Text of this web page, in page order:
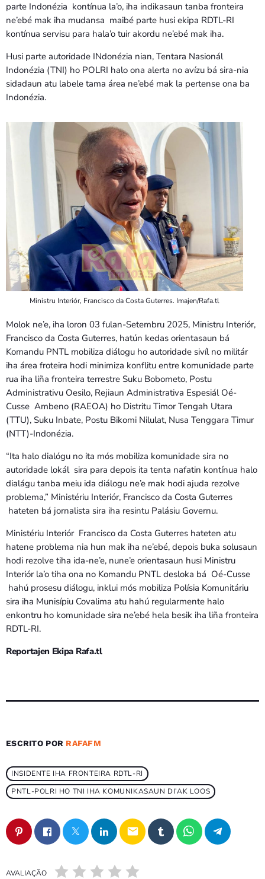
parte Indonézia kontínua la’o, iha indikasaun tanba fronteira
ne’ebé mak iha mudansa maibé parte husi ekipa RDTL-RI
kontínua servisu para hala’o tuir akordu ne’ebé mak iha.
Husi parte autoridade INdonézia nian, Tentara Nasionál
Indonézia (TNI) ho POLRI halo ona alerta no avízu bá sira-nia
sidadaun atu labele tama área ne’ebé mak la pertense ona ba
Indonézia.
Ministru Interiór, Francisco da Costa Guterres. Imajen/Rafa.tl
Molok ne’e, iha loron 03 fulan-Setembru 2025, Ministru Interiór,
Francisco da Costa Guterres, hatún kedas orientasaun bá
Komandu PNTL mobiliza diálogu ho autoridade sivíl no militár
iha área froteira hodi minimiza konflitu entre komunidade parte
rua iha liña fronteira terrestre Suku Bobometo, Postu
Administrativu Oesilo, Rejiaun Administrativa Espesiál Oé-
Cusse Ambeno (RAEOA) ho Distritu Timor Tengah Utara
(TTU), Suku Inbate, Postu Bikomi Nilulat, Nusa Tenggara Timur
(NTT)-Indonézia.
“Ita halo dialógu no ita mós mobiliza komunidade sira no
autoridade lokál sira para depois ita tenta nafatin kontínua halo
dialágu tanba meiu ida diálogu ne’e mak hodi ajuda rezolve
problema,” Ministériu Interiór, Francisco da Costa Guterres
hateten bá jornalista sira iha resintu Palásiu Governu.
Ministériu Interiór Francisco da Costa Guterres hateten atu
hatene problema nia hun mak iha ne’ebé, depois buka solusaun
hodi rezolve tiha ida-ne’e, nune’e orientasaun husi Ministru
Interiór la’o tiha ona no Komandu PNTL desloka bá Oé-Cusse
hahú prosesu diálogu, inklui mós mobiliza Polísia Komunitáriu
sira iha Munisípiu Covalima atu hahú regularmente halo
enkontru ho komunidade sira ne’ebé hela besik iha liña fronteira
RDTL-RI.
Reportajen Ekipa Rafa.tl
ESCRITO POR RAFAFM
INSIDENTE IHA FRONTEIRA RDTL-RI
PNTL-POLRI HO TNI IHA KOMUNIKASAUN DI’AK LOOS
email
AVALIAÇÃO